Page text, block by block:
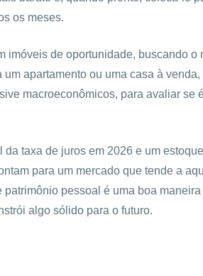
os meses.
imóveis de oportunidade, buscando o
apartamento ou uma casa à venda,
macroeconômicos, para avaliar se
taxa de juros em 2026 e um
para um mercado que tende a
pessoal é uma boa maneira
algo sólido para o futuro.